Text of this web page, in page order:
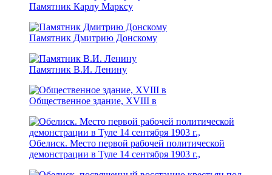
Памятник Карлу Марксу
Памятник Дмитрию Донскому
Памятник В.И. Ленину
Общественное здание, XVIII в
Обелиск. Место первой рабочей политической
демонстрации в Туле 14 сентября 1903 г.,